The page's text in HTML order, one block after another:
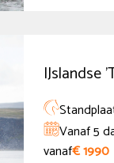
IJslandse
Vanaf 5
vanaf€ 1990